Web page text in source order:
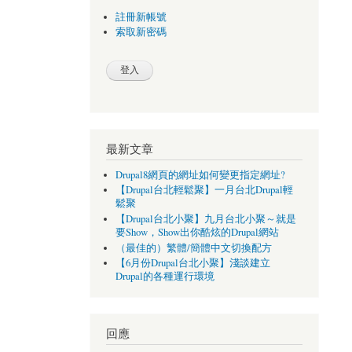
註冊新帳號
索取新密碼
最新文章
Drupal8網頁的網址如何變更指定網址?
【Drupal台北輕鬆聚】一月台北Drupal輕
鬆聚
【Drupal台北小聚】九月台北小聚～就是
要Show，Show出你酷炫的Drupal網站
（最佳的）繁體/簡體中文切換配方
【6月份Drupal台北小聚】淺談建立
Drupal的各種運行環境
回應